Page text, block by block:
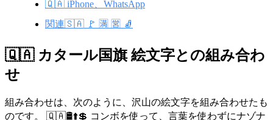
🇶🇦 iPhone、WhatsApp
関連🇸🇦 🚩 🈵 🈺 🧦
🇶🇦 カタール国旗 絵文字との組み合わ
せ
組み合わせは、次のように、沢山の絵文字を組み合わせたも
のです。 🇶🇦🛢️⬆️💲 コンボを使って、言葉を使わずにナゾナ